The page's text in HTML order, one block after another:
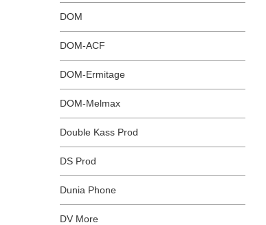
DOM
DOM-ACF
DOM-Ermitage
DOM-Melmax
Double Kass Prod
DS Prod
Dunia Phone
DV More